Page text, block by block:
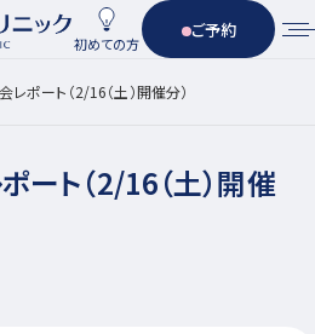
初めての方
ご予約
ポート（2/16（土）開催分）
ト（2/16（土）開催